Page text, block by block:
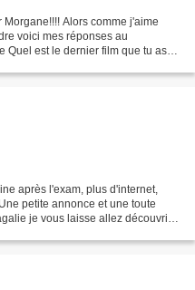
Alors comme j'aime
voici mes réponses au
Quel est le dernier film que tu as
après l'exam, plus d'internet,
petite annonce et une toute
je vous laisse allez découvrir